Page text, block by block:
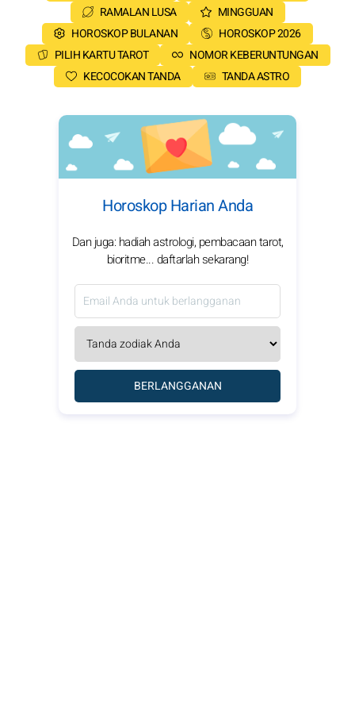
RAMALAN LUSA
MINGGUAN
HOROSKOP BULANAN
HOROSKOP 2026
PILIH KARTU TAROT
NOMOR KEBERUNTUNGAN
KECOCOKAN TANDA
TANDA ASTRO
Horoskop Harian Anda
Dan juga: hadiah astrologi, pembacaan tarot,
bioritme... daftarlah sekarang!
BERLANGGANAN